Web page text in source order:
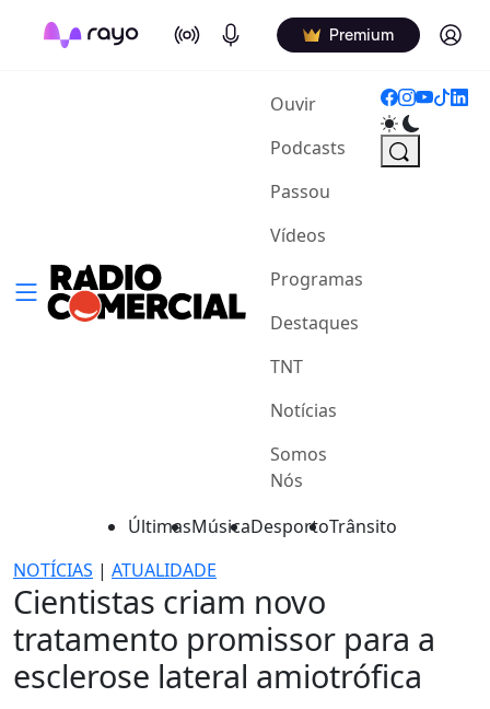
On Air Podcasts Premium Log in
Ouvir(current)
Podcasts
Passou
Vídeos
Programas
Destaques
TNT
Notícias
Somos
Nós
ÚltimasMúsicaDesportoTrânsito
NOTÍCIAS | ATUALIDADE
Cientistas criam novo
tratamento promissor para a
esclerose lateral amiotrófica